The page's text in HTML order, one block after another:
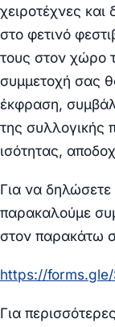
χειροτέχνες
στο φετινό
τους στον χώρο
συμμετοχή σας
έκφραση,
της συλλογικής
ισότητας,
Για να
παρακαλούμε
στον παρακάτω
https://
Για